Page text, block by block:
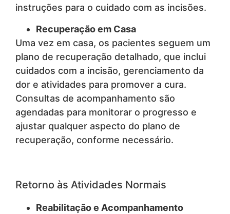
instruções para o cuidado com as incisões.
Recuperação em Casa
Uma vez em casa, os pacientes seguem um
plano de recuperação detalhado, que inclui
cuidados com a incisão, gerenciamento da
dor e atividades para promover a cura.
Consultas de acompanhamento são
agendadas para monitorar o progresso e
ajustar qualquer aspecto do plano de
recuperação, conforme necessário.
Retorno às Atividades Normais
Reabilitação e Acompanhamento